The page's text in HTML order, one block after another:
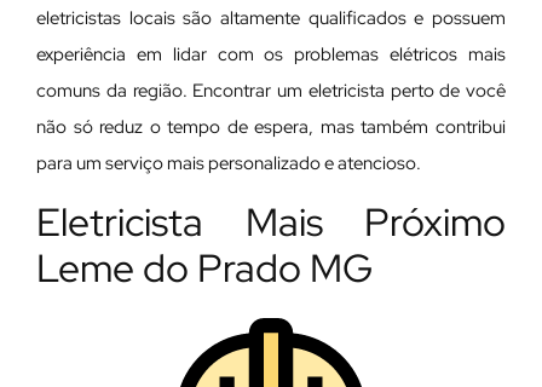
eletricistas locais são altamente qualificados e possuem
experiência em lidar com os problemas elétricos mais
comuns da região. Encontrar um eletricista perto de você
não só reduz o tempo de espera, mas também contribui
para um serviço mais personalizado e atencioso.
Eletricista Mais Próximo
Leme do Prado MG